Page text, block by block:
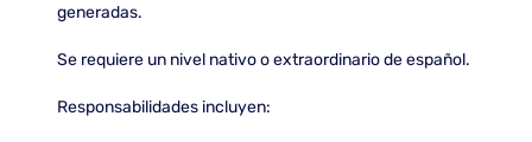
generadas.
Se requiere un nivel nativo o extraordinario de español.
Responsabilidades incluyen: